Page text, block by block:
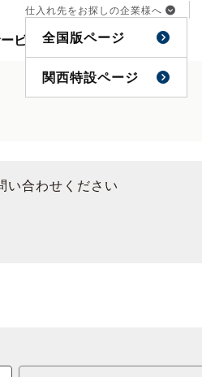
ビス 事例 特集
仕入れ先をお探しの企業様へ
全国版ページ
関西特設ページ
ビス 事例 特集
仕入れ先をお探しの企業様へ
全国版ページ
関西特設ページ
い合わせください